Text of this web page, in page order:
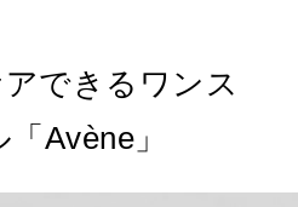
できるワンス
Avène」